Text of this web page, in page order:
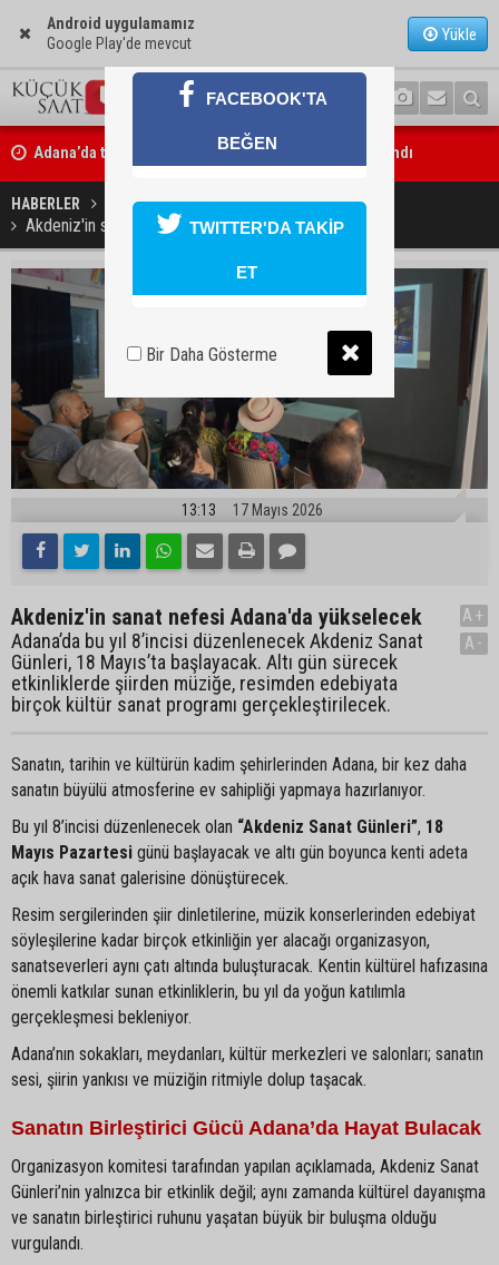
Android uygulamamız
Google Play'de mevcut
Yükle
Adana’da taziye evinde silah çeken kişi gözaltına alındı
Doç. Dr. Efsun Somay’dan implant uyarısı: “Sigara en büyük risk”
HABERLER KÜLTÜR SANAT
Akdeniz'in sanat nefesi Adana'da yükselecek
13:13 17 Mayıs 2026
Akdeniz'in sanat nefesi Adana'da yükselecek
Adana’da bu yıl 8’incisi düzenlenecek Akdeniz Sanat
Günleri, 18 Mayıs’ta başlayacak. Altı gün sürecek
etkinliklerde şiirden müziğe, resimden edebiyata
birçok kültür sanat programı gerçekleştirilecek.
A+
A-
Sanatın, tarihin ve kültürün kadim şehirlerinden Adana, bir kez daha
sanatın büyülü atmosferine ev sahipliği yapmaya hazırlanıyor.
Bu yıl 8’incisi düzenlenecek olan “Akdeniz Sanat Günleri”, 18
Mayıs Pazartesi günü başlayacak ve altı gün boyunca kenti adeta
açık hava sanat galerisine dönüştürecek.
Resim sergilerinden şiir dinletilerine, müzik konserlerinden edebiyat
söyleşilerine kadar birçok etkinliğin yer alacağı organizasyon,
sanatseverleri aynı çatı altında buluşturacak. Kentin kültürel hafızasına
önemli katkılar sunan etkinliklerin, bu yıl da yoğun katılımla
gerçekleşmesi bekleniyor.
Adana’nın sokakları, meydanları, kültür merkezleri ve salonları; sanatın
sesi, şiirin yankısı ve müziğin ritmiyle dolup taşacak.
Sanatın Birleştirici Gücü Adana’da Hayat Bulacak
Organizasyon komitesi tarafından yapılan açıklamada, Akdeniz Sanat
Günleri’nin yalnızca bir etkinlik değil; aynı zamanda kültürel dayanışma
ve sanatın birleştirici ruhunu yaşatan büyük bir buluşma olduğu
vurgulandı.
FACEBOOK'TA
BEĞEN
TWITTER'DA TAKİP
ET
Bir Daha Gösterme